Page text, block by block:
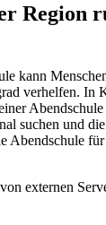
Region
kann
verhelfen. In
suchen und
Abendschule
externen